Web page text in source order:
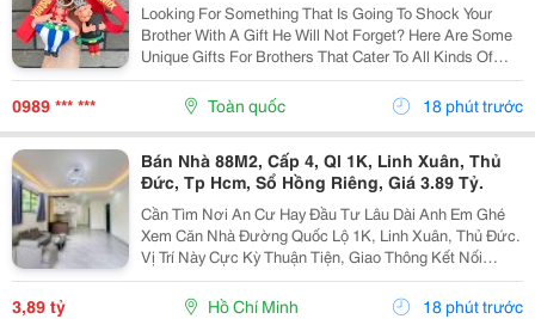
Looking For Something That Is Going To Shock Your
Brother With A Gift He Will Not Forget? Here Are Some
Unique Gifts For Brothers That Cater To All Kinds Of
Personalities And Interests. You Can Find Everything
From Fashionable Accessories And Fun...
0989 *** *** Toàn quốc 18 phút trước
Bán Nhà 88M2, Cấp 4, Ql 1K, Linh Xuân, Thủ
Đức, Tp Hcm, Sổ Hồng Riêng, Giá 3.89 Tỷ.
Cần Tìm Nơi An Cư Hay Đầu Tư Lâu Dài Anh Em Ghé
Xem Căn Nhà Đường Quốc Lộ 1K, Linh Xuân, Thủ Đức.
Vị Trí Này Cực Kỳ Thuận Tiện, Giao Thông Kết Nối
Nhanh Chóng, Cực Kỳ Phù Hợp Cho Khách Mua Để Giữ
Tài Sản Hoặc Cho Thuê Đều Rất Ổn Định. Thông Tin...
3,89 tỷ Hồ Chí Minh 18 phút trước